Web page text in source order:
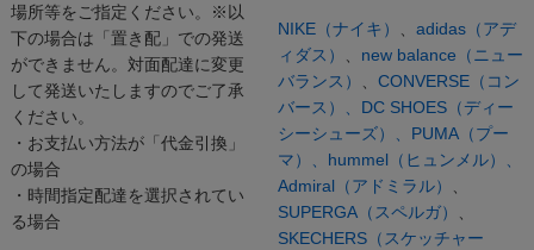
場所等をご指定ください。※以
下の場合は「置き配」での発送
ができません。対面配達に変更
して発送いたしますのでご了承
ください。
・お支払い方法が「代金引換」
の場合
・時間指定配達を選択されてい
る場合
NIKE（ナイキ） 、 adidas（アデ
ィダス）
、 new balance（ニュー
バランス）
、 CONVERSE（コン
バース）、 DC SHOES（ディー
シーシューズ）、 PUMA（プー
マ）、 hummel（ヒュンメル）、
Admiral（アドミラル）
、
SUPERGA（スペルガ）
、
SKECHERS（スケッチャー